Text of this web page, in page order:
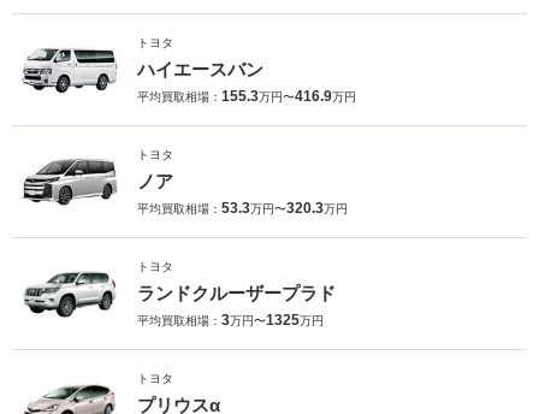
トヨタ
ハイエースバン
平均買取相場： 155.3万円〜416.9万円
トヨタ
ノア
平均買取相場： 53.3万円〜320.3万円
トヨタ
ランドクルーザープラド
平均買取相場： 3万円〜1325万円
トヨタ
プリウスα